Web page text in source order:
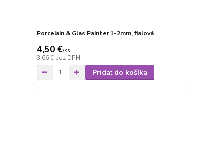
Porcelain & Glas Painter 1-2mm, fialová
4,50 €/ks
3,66 € bez DPH
Pridať do košíka